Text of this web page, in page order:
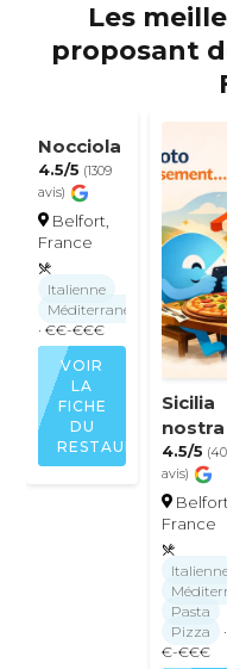
Les
proposant
Nocciola
4.5/5 (1309
avis)
Belfort,
France
Italienne
Méditerranéenne
· €€-€€€
VOIR
LA
FICHE
DU
RESTAURANT
Sicilia
nostra
4.5/5 (40
avis)
Belfort,
France
Pasta
Pizza
€-€€€